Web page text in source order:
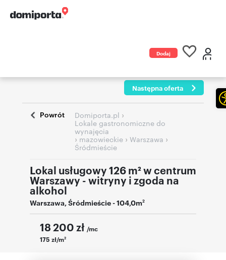
Dodaj
Następna oferta
Powrót Domiporta.pl ›
Lokale gastronomiczne do
wynajęcia
› mazowieckie › Warszawa ›
Śródmieście
Lokal usługowy 126 m² w centrum
Warszawy - witryny i zgoda na
alkohol
Warszawa,Śródmieście- 104,0m2
18 200 zł /mc
175 zł/m2